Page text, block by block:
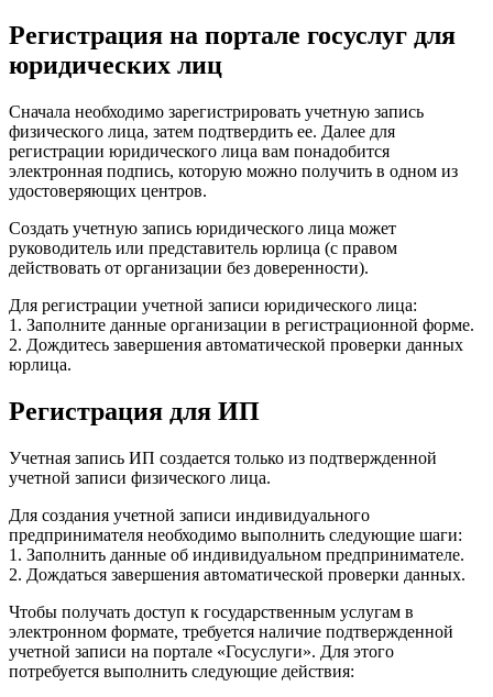
Регистрация на портале госуслуг для
юридических лиц
Сначала необходимо зарегистрировать учетную запись
физического лица, затем подтвердить ее. Далее для
регистрации юридического лица вам понадобится
электронная подпись, которую можно получить в одном из
удостоверяющих центров.
Создать учетную запись юридического лица может
руководитель или представитель юрлица (с правом
действовать от организации без доверенности).
Для регистрации учетной записи юридического лица:
1. Заполните данные организации в регистрационной форме.
2. Дождитесь завершения автоматической проверки данных
юрлица.
Регистрация для ИП
Учетная запись ИП создается только из подтвержденной
учетной записи физического лица.
Для создания учетной записи индивидуального
предпринимателя необходимо выполнить следующие шаги:
1. Заполнить данные об индивидуальном предпринимателе.
2. Дождаться завершения автоматической проверки данных.
Чтобы получать доступ к государственным услугам в
электронном формате, требуется наличие подтвержденной
учетной записи на портале «Госуслуги». Для этого
потребуется выполнить следующие действия: